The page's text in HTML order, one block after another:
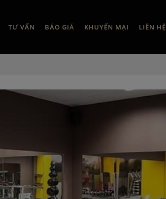
TƯ VẤN BÁO GIÁ KHUYẾN MẠI LIÊN HỆ